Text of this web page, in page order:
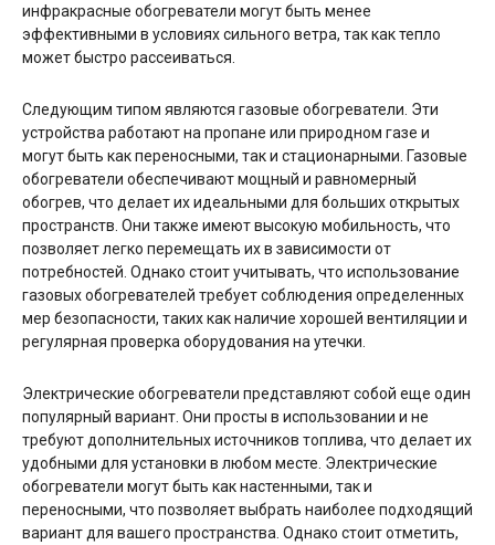
инфракрасные обогреватели могут быть менее
эффективными в условиях сильного ветра, так как тепло
может быстро рассеиваться.
Следующим типом являются газовые обогреватели. Эти
устройства работают на пропане или природном газе и
могут быть как переносными, так и стационарными. Газовые
обогреватели обеспечивают мощный и равномерный
обогрев, что делает их идеальными для больших открытых
пространств. Они также имеют высокую мобильность, что
позволяет легко перемещать их в зависимости от
потребностей. Однако стоит учитывать, что использование
газовых обогревателей требует соблюдения определенных
мер безопасности, таких как наличие хорошей вентиляции и
регулярная проверка оборудования на утечки.
Электрические обогреватели представляют собой еще один
популярный вариант. Они просты в использовании и не
требуют дополнительных источников топлива, что делает их
удобными для установки в любом месте. Электрические
обогреватели могут быть как настенными, так и
переносными, что позволяет выбрать наиболее подходящий
вариант для вашего пространства. Однако стоит отметить,